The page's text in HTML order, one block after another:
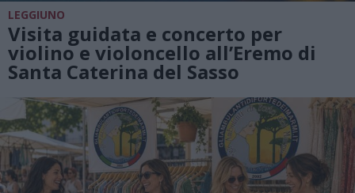
LEGGIUNO
Visita guidata e concerto per
violino e violoncello all’Eremo di
Santa Caterina del Sasso